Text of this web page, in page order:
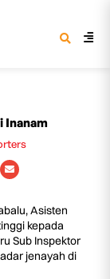
Inanam
Asisten
kepada
Sub Inspektor
jenayah di